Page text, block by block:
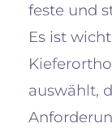
feste und
Es ist
auswählt,